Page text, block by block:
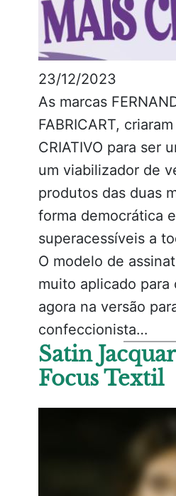
23/12/2023
As marcas
FABRICART,
CRIATIVO para ser
um viabilizador de
produtos das duas
forma democrática
superacessíveis a
O modelo de
muito aplicado para
agora na versão
confeccionista…
Satin
Focus Textil